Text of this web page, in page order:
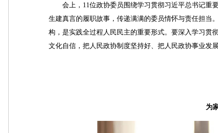
会上，11位政协委员围绕学习贯彻习近平总书记重
生建真言的履职故事，传递满满的委员情怀与责任担当
构，是实践全过程人民民主的重要形式。要深入学习贯
文化自信，把人民政协制度坚持好、把人民政协事业发
为